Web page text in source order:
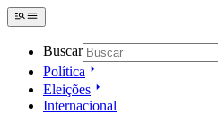
Buscar
Política
Eleições
Internacional